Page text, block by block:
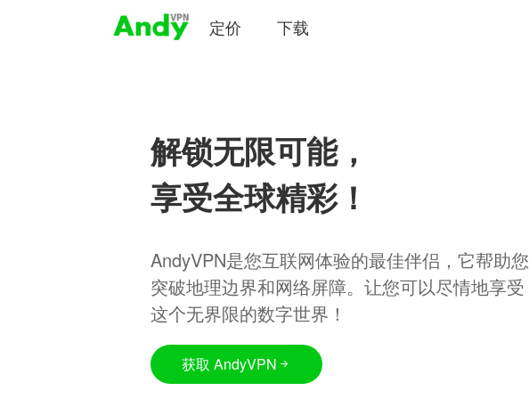
定价 下载
解锁无限可能，
享受全球精彩！
AndyVPN是您互联网体验的最佳伴侣，它帮助您
突破地理边界和网络屏障。让您可以尽情地享受
这个无界限的数字世界！
获取 AndyVPN